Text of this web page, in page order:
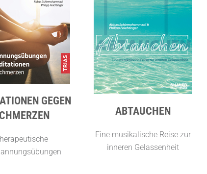
GEGEN
ABTAUCHEN
Eine musikalische Reise zur
inneren Gelassenheit